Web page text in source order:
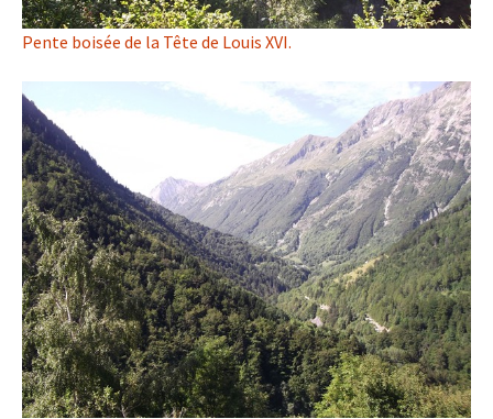
Pente boisée de la Tête de Louis XVI.